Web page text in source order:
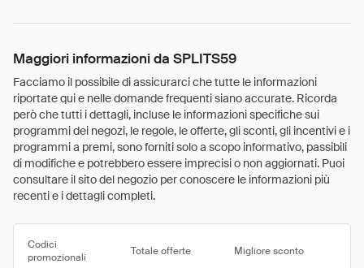
Maggiori informazioni da SPLITS59
Facciamo il possibile di assicurarci che tutte le informazioni
riportate qui e nelle domande frequenti siano accurate. Ricorda
però che tutti i dettagli, incluse le informazioni specifiche sui
programmi dei negozi, le regole, le offerte, gli sconti, gli incentivi e i
programmi a premi, sono forniti solo a scopo informativo, passibili
di modifiche e potrebbero essere imprecisi o non aggiornati. Puoi
consultare il sito del negozio per conoscere le informazioni più
recenti e i dettagli completi.
Codici
promozionali
Totale offerte Migliore sconto